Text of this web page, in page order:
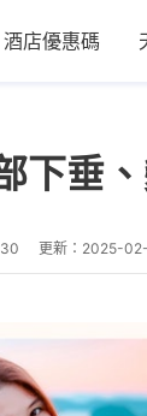
酒店優惠碼
下垂
更新： 2025-